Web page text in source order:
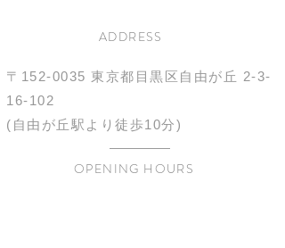
ADDRESS
〒152-0035 東京都目黒区自由が丘 2-3-
16-102
(自由が丘駅より徒歩10分)
OPENING HOURS